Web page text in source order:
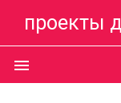
проекты
menu